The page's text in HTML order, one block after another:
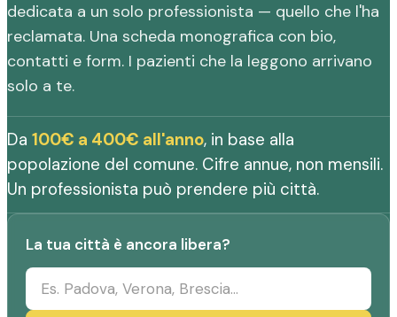
dedicata a un solo professionista — quello che l'ha
reclamata. Una scheda monografica con bio,
contatti e form. I pazienti che la leggono arrivano
solo a te.
Da 100€ a 400€ all'anno, in base alla
popolazione del comune. Cifre annue, non mensili.
Un professionista può prendere più città.
La tua città è ancora libera?